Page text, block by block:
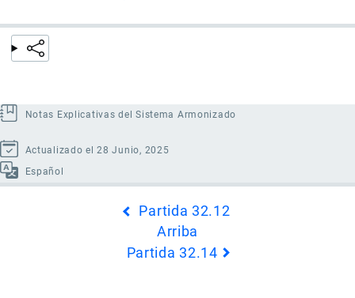
Notas Explicativas del Sistema Armonizado
Actualizado el 28 Junio, 2025
Español
Partida 32.12
Arriba
Partida 32.14